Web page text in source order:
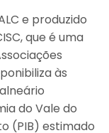
e produzido
que é uma
às
do Vale do
(PIB) estimado